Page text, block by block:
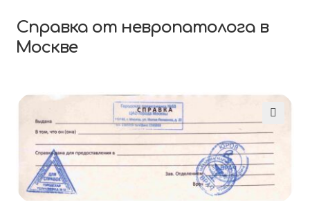
Справка от невропатолога в
Москве